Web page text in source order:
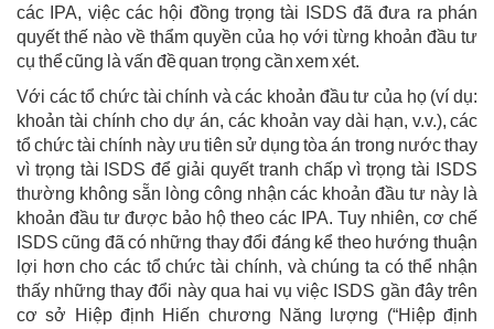
các IPA, việc các hội đồng trọng tài ISDS đã đưa ra phán
quyết thế nào về thẩm quyền của họ với từng khoản đầu tư
cụ thể cũng là vấn đề quan trọng cần xem xét.
Với các tổ chức tài chính và các khoản đầu tư của họ (ví dụ:
khoản tài chính cho dự án, các khoản vay dài hạn, v.v.), các
tổ chức tài chính này ưu tiên sử dụng tòa án trong nước thay
vì trọng tài ISDS để giải quyết tranh chấp vì trọng tài ISDS
thường không sẵn lòng công nhận các khoản đầu tư này là
khoản đầu tư được bảo hộ theo các IPA. Tuy nhiên, cơ chế
ISDS cũng đã có những thay đổi đáng kể theo hướng thuận
lợi hơn cho các tổ chức tài chính, và chúng ta có thể nhận
thấy ​​những thay đổi này qua hai vụ việc ISDS gần đây trên
cơ sở Hiệp định Hiến chương Năng lượng (“Hiệp định